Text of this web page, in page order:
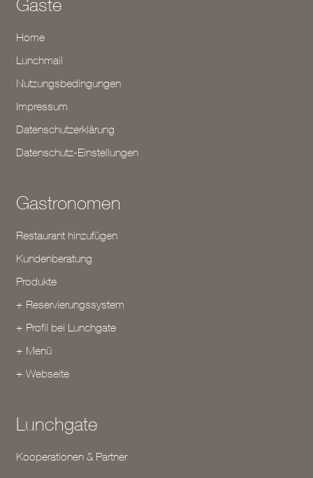
Gäste
Home
Lunchmail
Nutzungsbedingungen
Impressum
Datenschutzerklärung
Datenschutz-Einstellungen
Gastronomen
Restaurant hinzufügen
Kundenberatung
Produkte
+ Reservierungssystem
+ Profil bei Lunchgate
+ Menü
+ Webseite
Lunchgate
Kooperationen & Partner